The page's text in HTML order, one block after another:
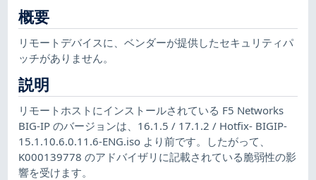
概要
リモートデバイスに、ベンダーが提供したセキュリティパ
ッチがありません。
説明
リモートホストにインストールされている F5 Networks
BIG-IP のバージョンは、16.1.5 / 17.1.2 / Hotfix- BIGIP-
15.1.10.6.0.11.6-ENG.iso より前です。したがって、
K000139778 のアドバイザリに記載されている脆弱性の影
響を受けます。